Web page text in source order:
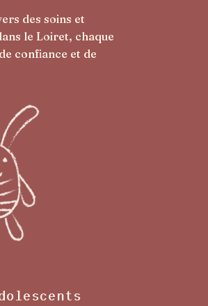
des soins et
le Loiret, chaque
confiance et de